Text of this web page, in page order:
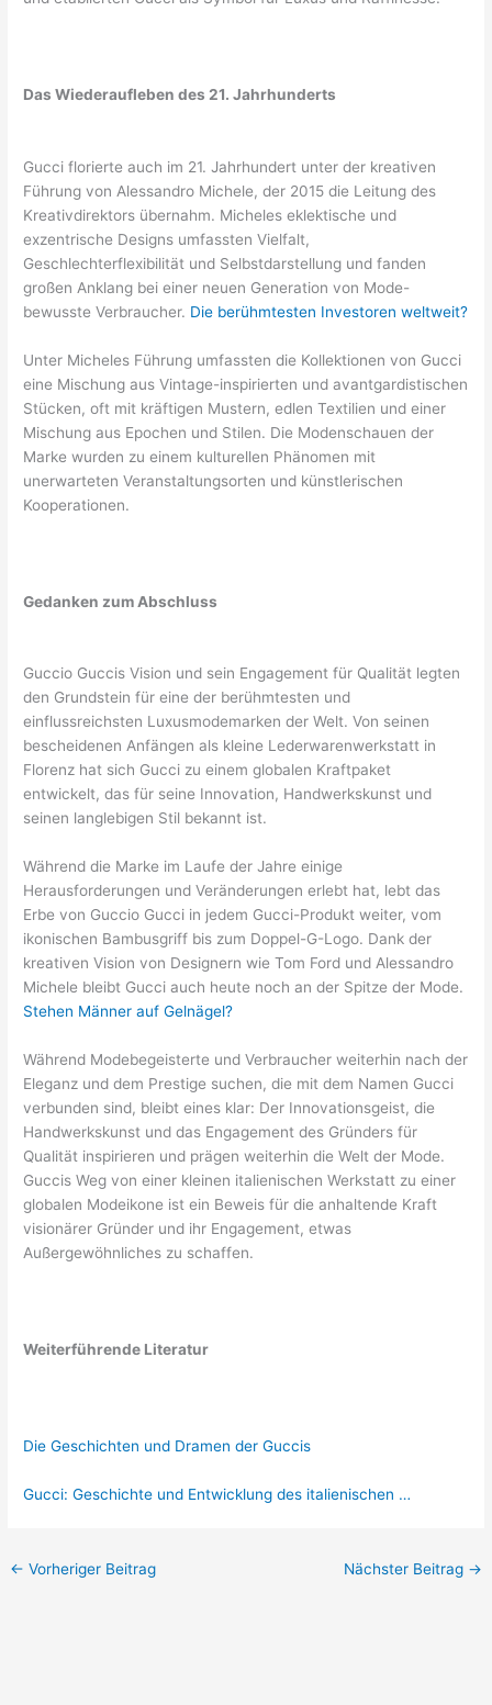
Das Wiederaufleben des 21. Jahrhunderts
Gucci florierte auch im 21. Jahrhundert unter der kreativen
Führung von Alessandro Michele, der 2015 die Leitung des
Kreativdirektors übernahm. Micheles eklektische und
exzentrische Designs umfassten Vielfalt,
Geschlechterflexibilität und Selbstdarstellung und fanden
großen Anklang bei einer neuen Generation von Mode-
bewusste Verbraucher. Die berühmtesten Investoren weltweit?
Unter Micheles Führung umfassten die Kollektionen von Gucci
eine Mischung aus Vintage-inspirierten und avantgardistischen
Stücken, oft mit kräftigen Mustern, edlen Textilien und einer
Mischung aus Epochen und Stilen. Die Modenschauen der
Marke wurden zu einem kulturellen Phänomen mit
unerwarteten Veranstaltungsorten und künstlerischen
Kooperationen.
Gedanken zum Abschluss
Guccio Guccis Vision und sein Engagement für Qualität legten
den Grundstein für eine der berühmtesten und
einflussreichsten Luxusmodemarken der Welt. Von seinen
bescheidenen Anfängen als kleine Lederwarenwerkstatt in
Florenz hat sich Gucci zu einem globalen Kraftpaket
entwickelt, das für seine Innovation, Handwerkskunst und
seinen langlebigen Stil bekannt ist.
Während die Marke im Laufe der Jahre einige
Herausforderungen und Veränderungen erlebt hat, lebt das
Erbe von Guccio Gucci in jedem Gucci-Produkt weiter, vom
ikonischen Bambusgriff bis zum Doppel-G-Logo. Dank der
kreativen Vision von Designern wie Tom Ford und Alessandro
Michele bleibt Gucci auch heute noch an der Spitze der Mode.
Stehen Männer auf Gelnägel?
Während Modebegeisterte und Verbraucher weiterhin nach der
Eleganz und dem Prestige suchen, die mit dem Namen Gucci
verbunden sind, bleibt eines klar: Der Innovationsgeist, die
Handwerkskunst und das Engagement des Gründers für
Qualität inspirieren und prägen weiterhin die Welt der Mode.
Guccis Weg von einer kleinen italienischen Werkstatt zu einer
globalen Modeikone ist ein Beweis für die anhaltende Kraft
visionärer Gründer und ihr Engagement, etwas
Außergewöhnliches zu schaffen.
Weiterführende Literatur
Die Geschichten und Dramen der Guccis
Gucci: Geschichte und Entwicklung des italienischen …
← Vorheriger Beitrag Nächster Beitrag →